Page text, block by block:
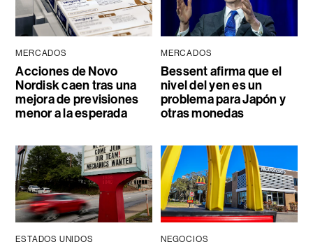
MERCADOS
Acciones de Novo
Nordisk caen tras una
mejora de previsiones
menor a la esperada
MERCADOS
Bessent afirma que el
nivel del yen es un
problema para Japón y
otras monedas
ESTADOS UNIDOS NEGOCIOS